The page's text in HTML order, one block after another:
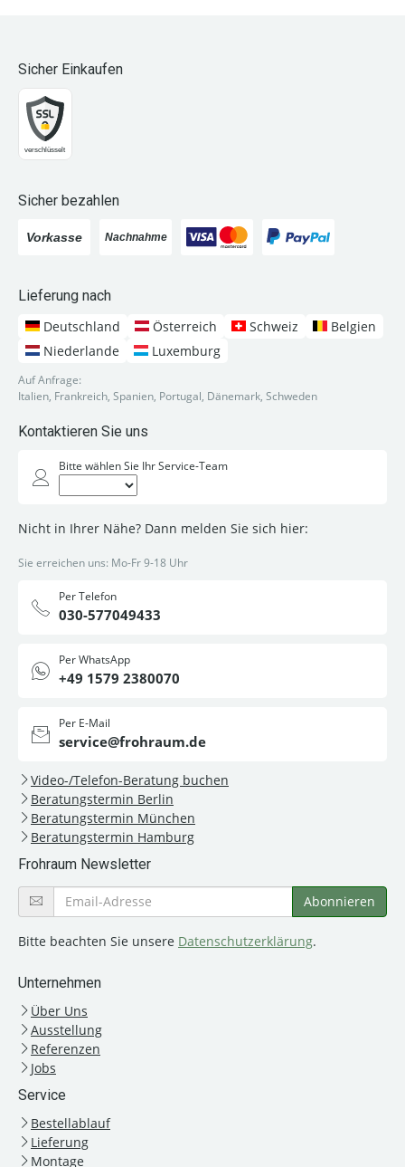
Sicher Einkaufen
Sicher bezahlen
Lieferung nach
Deutschland
Österreich Schweiz
Belgien
Niederlande
Luxemburg
Auf Anfrage:
Italien, Frankreich, Spanien, Portugal, Dänemark, Schweden
Kontaktieren Sie uns
Bitte wählen Sie Ihr Service-Team
Nicht in Ihrer Nähe? Dann melden Sie sich hier:
Sie erreichen uns: Mo-Fr 9-18 Uhr
Per Telefon
030-577049433
Per WhatsApp
+49 1579 2380070
Per E-Mail
service@frohraum.de
Video-/Telefon-Beratung buchen
Beratungstermin Berlin
Beratungstermin München
Beratungstermin Hamburg
Frohraum Newsletter
Bitte beachten Sie unsere Datenschutzerklärung.
Unternehmen
Über Uns
Ausstellung
Referenzen
Jobs
Service
Bestellablauf
Lieferung
Montage